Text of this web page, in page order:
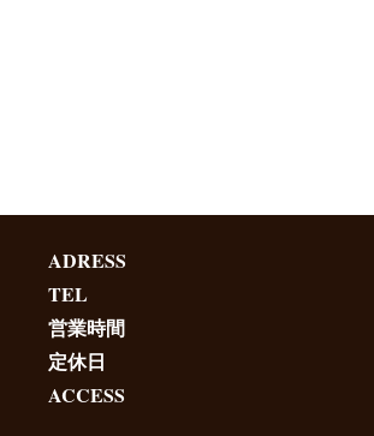
ADRESS
TEL
営業時間
定休日
ACCESS